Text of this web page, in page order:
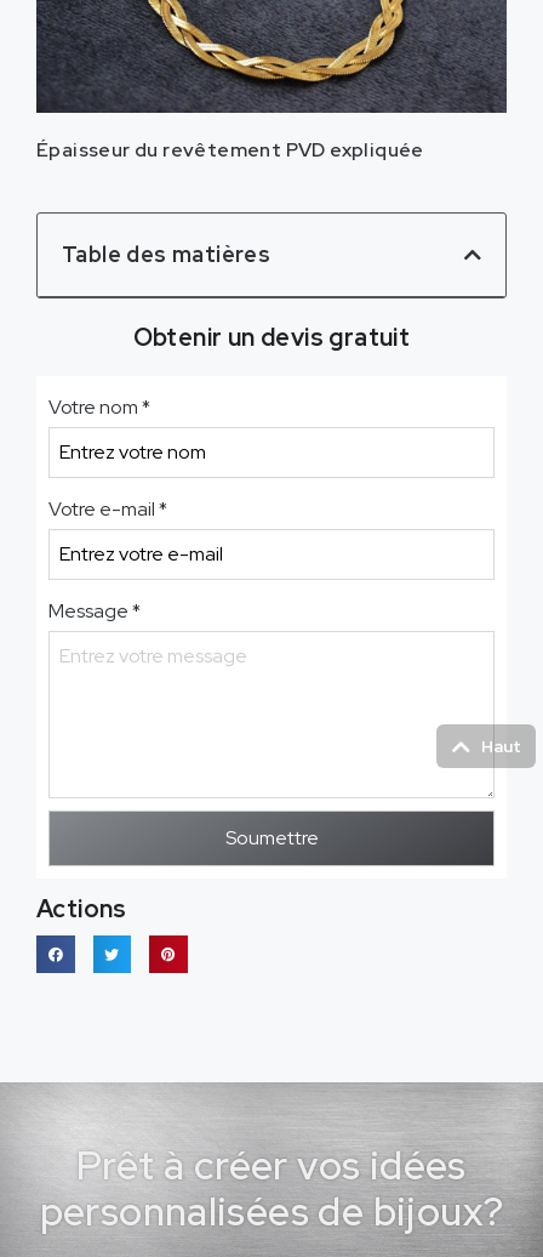
Épaisseur du revêtement PVD expliquée
Table des matières
Obtenir un devis gratuit
Votre nom*
Votre e-mail*
Message*
Soumettre
Actions
Haut
Prêt à créer vos idées
personnalisées de bijoux?